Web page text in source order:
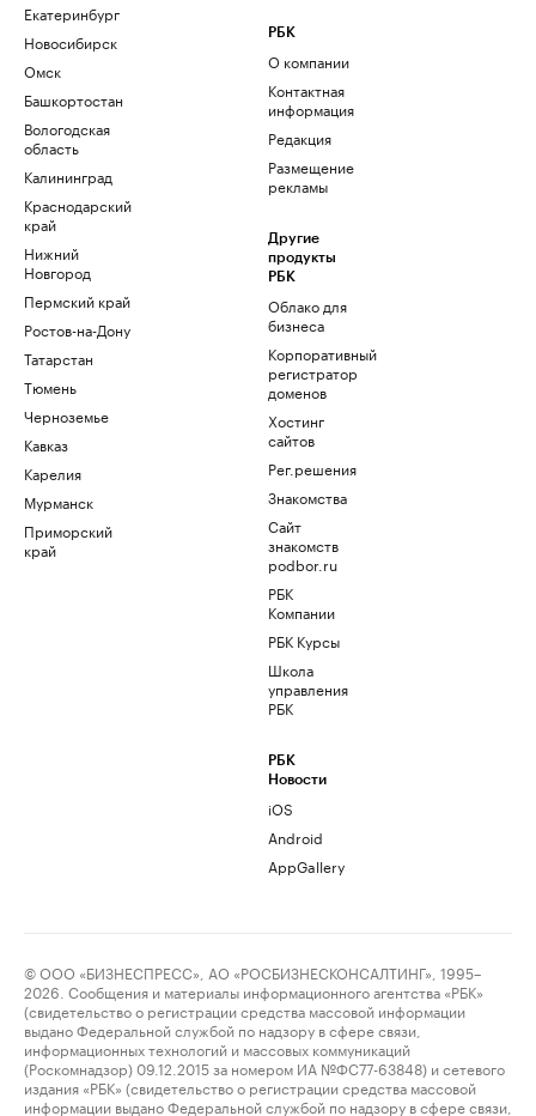
Екатеринбург
Новосибирск
Омск
Башкортостан
Вологодская
область
Калининград
Краснодарский
край
Нижний
Новгород
Пермский край
Ростов-на-Дону
Татарстан
Тюмень
Черноземье
Кавказ
Карелия
Мурманск
Приморский
край
РБК
О компании
Контактная
информация
Редакция
Размещение
рекламы
Другие
продукты
РБК
Облако для
бизнеса
Корпоративный
регистратор
доменов
Хостинг
сайтов
Рег.решения
Знакомства
Сайт
знакомств
podbor.ru
РБК
Компании
РБК Курсы
Школа
управления
РБК
РБК
Новости
iOS
Android
AppGallery
© ООО «БИЗНЕСПРЕСС», АО «РОСБИЗНЕСКОНСАЛТИНГ», 1995–
2026. Сообщения и материалы информационного агентства «РБК»
(свидетельство о регистрации средства массовой информации
выдано Федеральной службой по надзору в сфере связи,
информационных технологий и массовых коммуникаций
(Роскомнадзор) 09.12.2015 за номером ИА №ФС77-63848) и сетевого
издания «РБК» (свидетельство о регистрации средства массовой
информации выдано Федеральной службой по надзору в сфере связи,